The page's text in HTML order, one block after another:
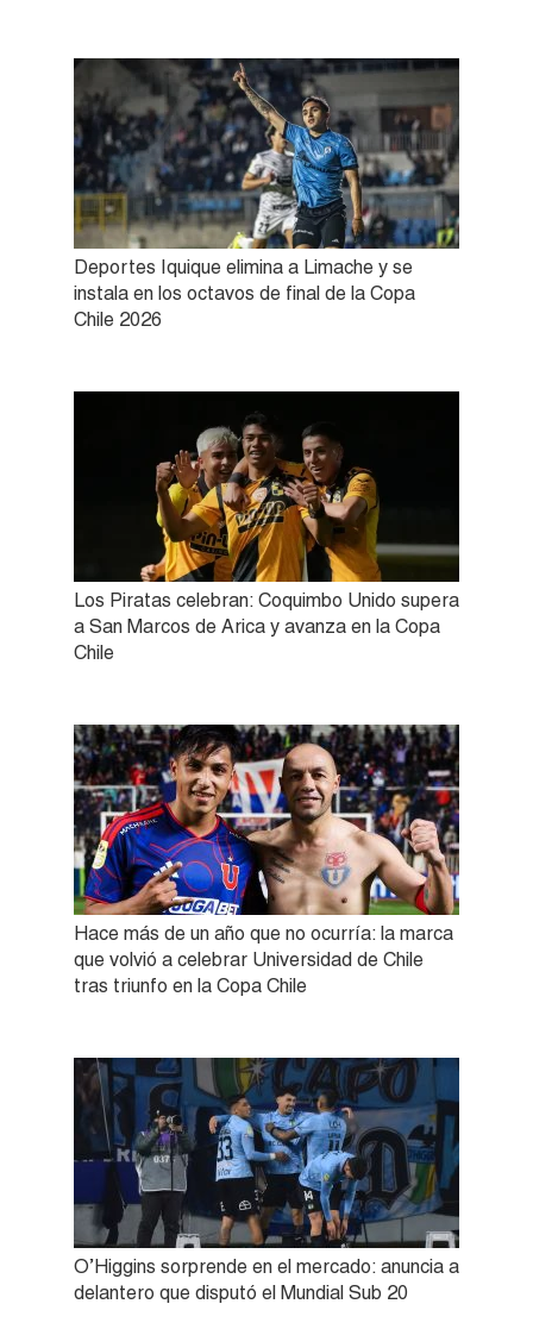
Deportes Iquique elimina a Limache y se
instala en los octavos de final de la Copa
Chile 2026
Los Piratas celebran: Coquimbo Unido supera
a San Marcos de Arica y avanza en la Copa
Chile
Hace más de un año que no ocurría: la marca
que volvió a celebrar Universidad de Chile
tras triunfo en la Copa Chile
O’Higgins sorprende en el mercado: anuncia a
delantero que disputó el Mundial Sub 20